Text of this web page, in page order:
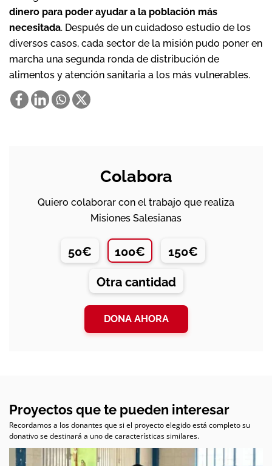
dinero para poder ayudar a la población más
necesitada. Después de un cuidadoso estudio de los
diversos casos, cada sector de la misión pudo poner en
marcha una segunda ronda de distribución de
alimentos y atención sanitaria a los más vulnerables.
Colabora
Quiero colaborar con el trabajo que realiza
Misiones Salesianas
50€ 100€ 150€
Otra cantidad
DONA AHORA
Proyectos que te pueden interesar
Recordamos a los donantes que si el proyecto elegido está completo su
donativo se destinará a uno de características similares.